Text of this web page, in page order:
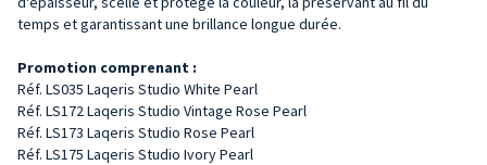
temps et garantissant une brillance longue durée.
Promotion comprenant :
Réf. LS035 Laqeris Studio White Pearl
Réf. LS172 Laqeris Studio Vintage Rose Pearl
Réf. LS173 Laqeris Studio Rose Pearl
Réf. LS175 Laqeris Studio Ivory Pearl